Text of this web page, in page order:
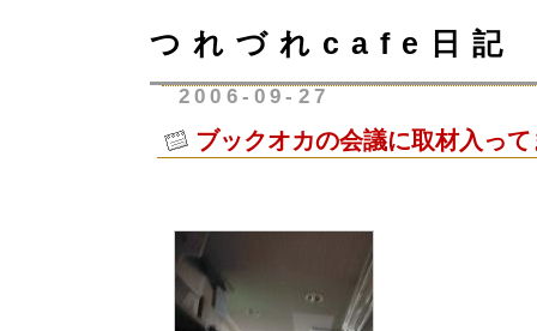
つれづれcafe日記
2006-09-27
ブックオカの会議に取材入っ